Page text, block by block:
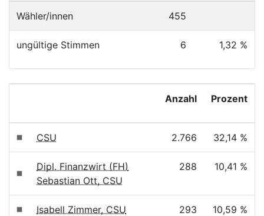
Wähler/innen 455
ungültige Stimmen 6 1,32 %
Anzahl Prozent
CSU 2.766 32,14 %
Dipl. Finanzwirt (FH)
Sebastian Ott, CSU
288 10,41 %
Isabell Zimmer, CSU 293 10,59 %